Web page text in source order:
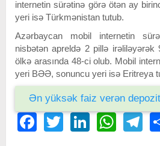
internetin sürətinə görə ötən ay
yeri isə Türkmənistan tutub.
Azərbaycan mobil internetin
nisbətən apreldə 2 pillə
ölkə arasında 48-ci olub. Mobil
yeri BƏƏ, sonuncu yeri isə Eritreya
Ən yüksək faiz verən depozit
FacebookTwitter LinkedIn WhatsApp